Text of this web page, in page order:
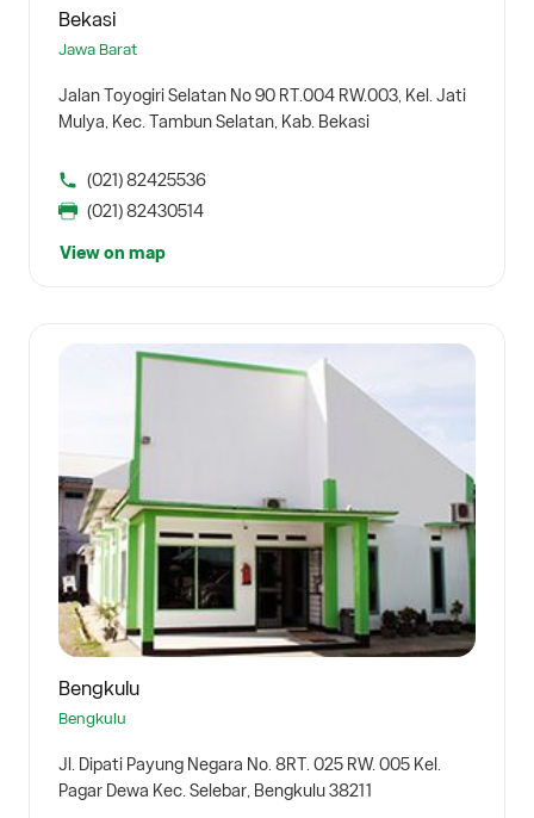
Bekasi
Jawa Barat
Jalan Toyogiri Selatan No 90 RT.004 RW.003, Kel. Jati
Mulya, Kec. Tambun Selatan, Kab. Bekasi
(021) 82425536
(021) 82430514
View on map
Bengkulu
Bengkulu
Jl. Dipati Payung Negara No. 8RT. 025 RW. 005 Kel.
Pagar Dewa Kec. Selebar, Bengkulu 38211